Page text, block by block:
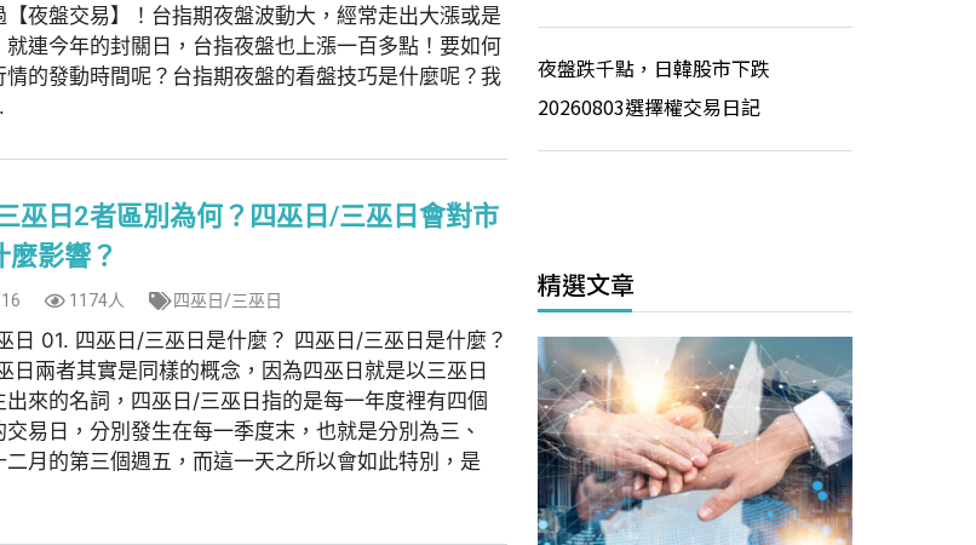
【夜盤交易】！台指期夜盤波動大，經常走出大漲或是
就連今年的封關日，台指夜盤也上漲一百多點！要如何
情的發動時間呢？台指期夜盤的看盤技巧是什麼呢？我
巫日2者區別為何？四巫日/三巫日會對市
麼影響？
1174人 四巫日/三巫日
日 01. 四巫日/三巫日是什麼？ 四巫日/三巫日是什麼？
日兩者其實是同樣的概念，因為四巫日就是以三巫日
出來的名詞，四巫日/三巫日指的是每一年度裡有四個
交易日，分別發生在每一季度末，也就是分別為三、
二月的第三個週五，而這一天之所以會如此特別，是
夜盤跌千點，日韓股市下跌
20260803選擇權交易日記
精選文章